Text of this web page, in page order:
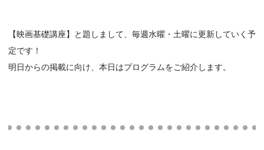
【映画基礎講座】と題しまして、毎週水曜・土曜に更新していく予
定です！
明日からの掲載に向け、本日はプログラムをご紹介します。